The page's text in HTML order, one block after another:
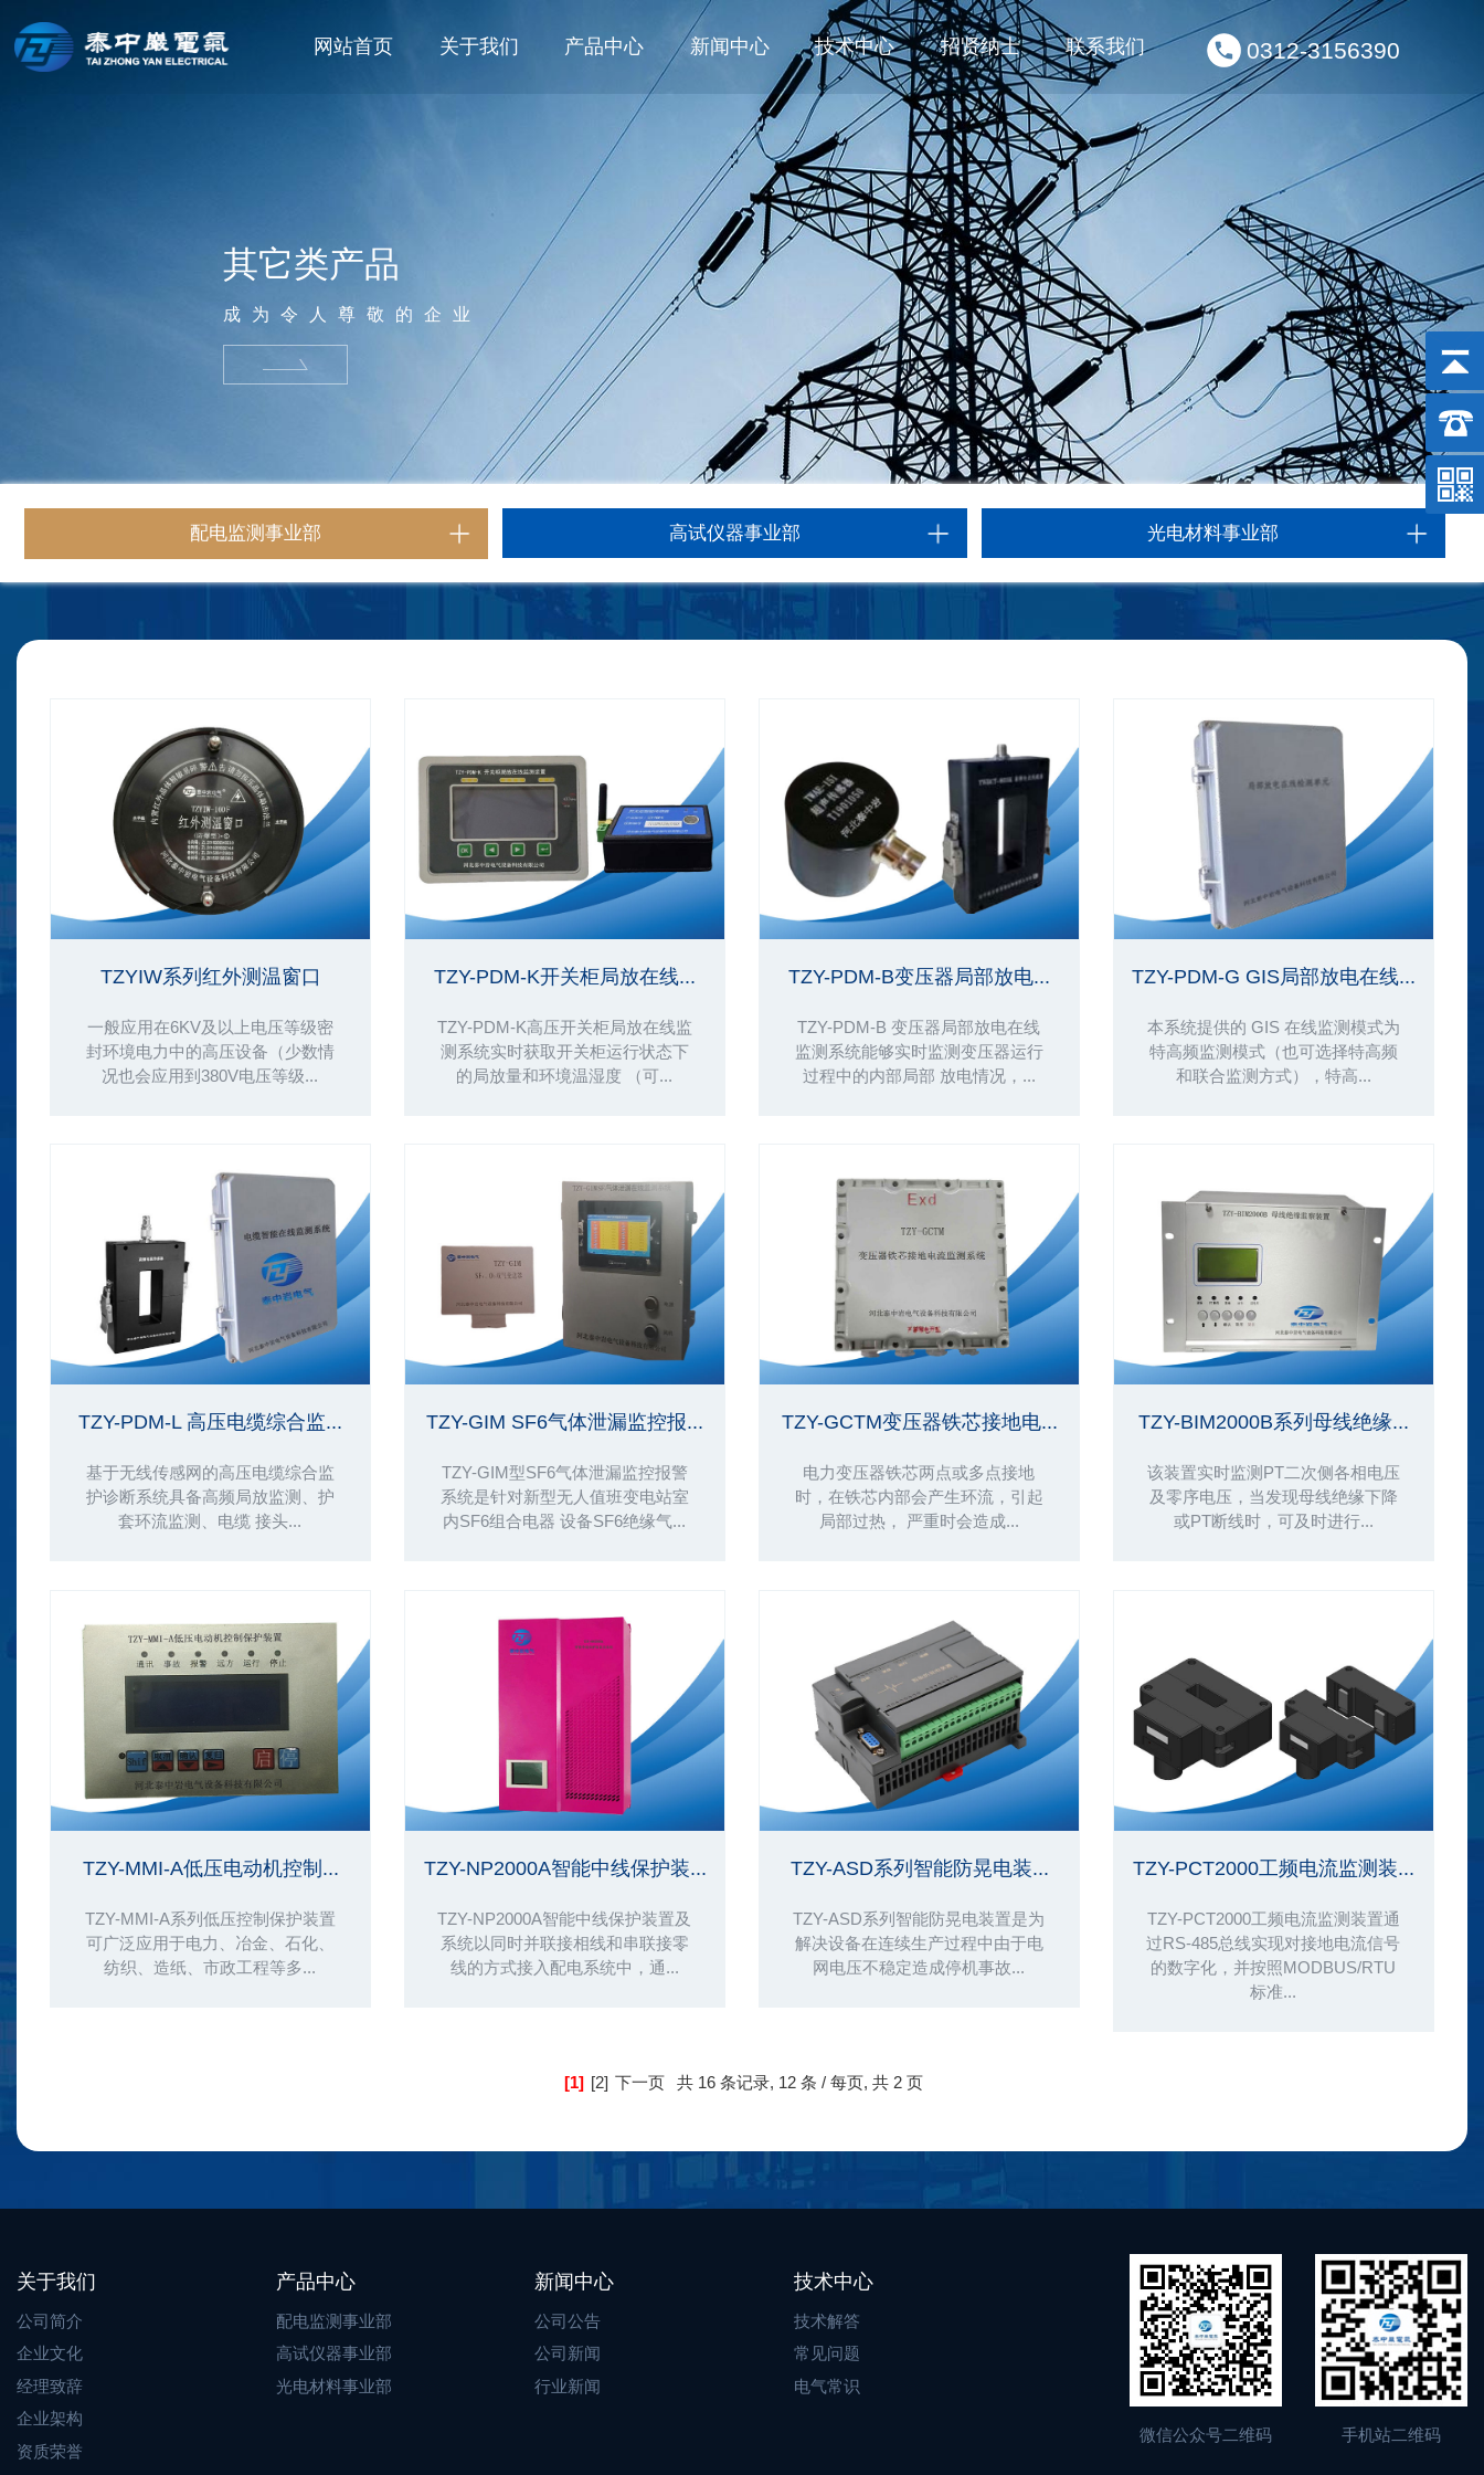
网站首页 关于我们 产品中心 新闻中心 技术中心 招贤纳士 联系我们 0312-3156390
其它类产品
成为令人尊敬的企业
配电监测事业部 高试仪器事业部 光电材料事业部
TZYIW系列红外测温窗口
一般应用在6KV及以上电压等级密
封环境电力中的高压设备（少数情
况也会应用到380V电压等级...
TZY-PDM-K开关柜局放在线...
TZY-PDM-K高压开关柜局放在线监
测系统实时获取开关柜运行状态下
的局放量和环境温湿度 （可...
TZY-PDM-B变压器局部放电...
TZY-PDM-B 变压器局部放电在线
监测系统能够实时监测变压器运行
过程中的内部局部 放电情况，...
TZY-PDM-G GIS局部放电在线...
本系统提供的 GIS 在线监测模式为
特高频监测模式（也可选择特高频
和联合监测方式），特高...
TZY-PDM-L 高压电缆综合监...
基于无线传感网的高压电缆综合监
护诊断系统具备高频局放监测、护
套环流监测、电缆 接头...
TZY-GIM SF6气体泄漏监控报...
TZY-GIM型SF6气体泄漏监控报警
系统是针对新型无人值班变电站室
内SF6组合电器 设备SF6绝缘气...
TZY-GCTM变压器铁芯接地电...
电力变压器铁芯两点或多点接地
时，在铁芯内部会产生环流，引起
局部过热， 严重时会造成...
TZY-BIM2000B系列母线绝缘...
该装置实时监测PT二次侧各相电压
及零序电压，当发现母线绝缘下降
或PT断线时，可及时进行...
TZY-MMI-A低压电动机控制...
TZY-MMI-A系列低压控制保护装置
可广泛应用于电力、冶金、石化、
纺织、造纸、市政工程等多...
TZY-NP2000A智能中线保护装...
TZY-NP2000A智能中线保护装置及
系统以同时并联接相线和串联接零
线的方式接入配电系统中，通...
TZY-ASD系列智能防晃电装...
TZY-ASD系列智能防晃电装置是为
解决设备在连续生产过程中由于电
网电压不稳定造成停机事故...
TZY-PCT2000工频电流监测装...
TZY-PCT2000工频电流监测装置通
过RS-485总线实现对接地电流信号
的数字化，并按照MODBUS/RTU
标准...
[1] [2] 下一页 共 16 条记录, 12 条 / 每页, 共 2 页
关于我们
公司简介
企业文化
经理致辞
企业架构
资质荣誉
产品中心
配电监测事业部
高试仪器事业部
光电材料事业部
新闻中心
公司公告
公司新闻
行业新闻
技术中心
技术解答
常见问题
电气常识
微信公众号二维码 手机站二维码